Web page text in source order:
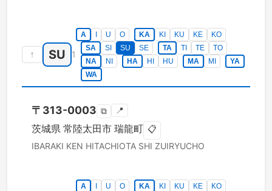
↑ SU 1
A U O KA KI KU KE
KO
SA
SI SU SE TA TI TE
TO
NA
NI HA HI HU MA MI
YA
WA
〒 313-0003 ⧉ 📍
茨城県 常陸太田市 瑞龍町 📋
IBARAKI KEN HITACHIOTA SHI ZUIRYUCHO
A U O KA KI KU KE
KO